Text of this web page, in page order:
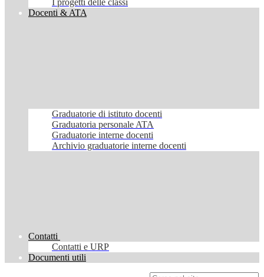
I progetti delle classi
Docenti & ATA
Graduatorie di istituto docenti
Graduatoria personale ATA
Graduatorie interne docenti
Archivio graduatorie interne docenti
Contatti
Contatti e URP
Documenti utili